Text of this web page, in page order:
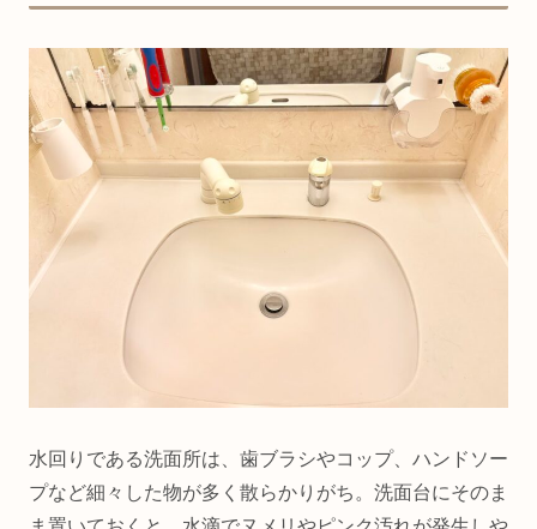
水回りである洗面所は、歯ブラシやコップ、ハンドソー
プなど細々した物が多く散らかりがち。洗面台にそのま